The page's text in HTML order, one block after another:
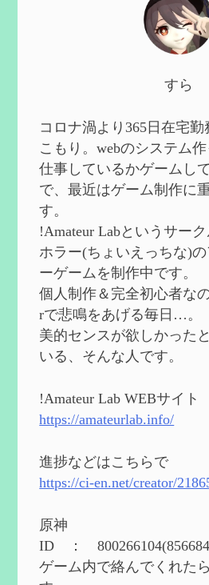
第５９回 アチーブメン
を作成
第５８回 集敵以外のす
ったサポーターシロネン
2024/09/02
第５７回 アチーブメント
を手に入れたい
を作成
2024/09/02
第５６回 ムアラニの簡易
ど【0~1凸】
2024/08/11
第５５回 【無凸無モチ
てみた感想を作成
2024/06/26
第４９回 フリーナの簡易
ションについての検証を
2024/05/12
能と3凸までを更新
2024/05/11
eを3BBB化してみた
2024/04/26
2024/04/03
第４８回 ヌヴィレット
更新
すら
コロナ渦より365日在宅勤
こもり。webのシステム作
仕事しているかゲームし
で、最近はゲーム制作に
す。
!Amateur Labというサー
ホラー(ちょいえっちな)
ーゲームを制作中です。
個人制作＆完全初心者な
rで悲鳴をあげる毎日…。
美的センスが欲しかった
いる、そんな人です。
!Amateur Lab WEBサイト
https://amateurlab.info/
進捗などはこちらで
https://ci-en.net/creator/
原神
ID ：
ゲーム内で絡んでくれた